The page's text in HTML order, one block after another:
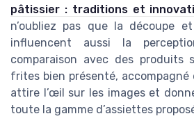
pâtissier : traditions et
n’oubliez pas que la découpe
influencent aussi la
comparaison avec des produits
frites bien présenté, accompagné
attire l’œil sur les images et
toute la gamme d’assiettes